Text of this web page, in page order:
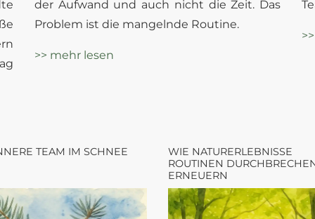
der Aufwand und auch nicht die Zeit. Das
Problem ist die mangelnde Routine.
>> mehr lesen
TEAM IM SCHNEE
WIE NATURERLEBNISSE
ROUTINEN
ERNEUERN